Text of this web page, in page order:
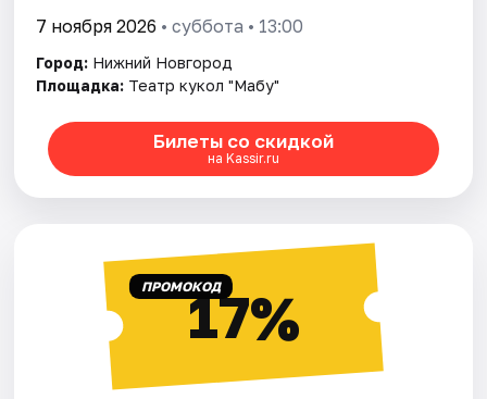
7 ноября 2026 • суббота • 13:00
Город: Нижний Новгород
Площадка: Театр кукол "Мабу"
Билеты со скидкой
на Kassir.ru
ПРОМОКОД17%